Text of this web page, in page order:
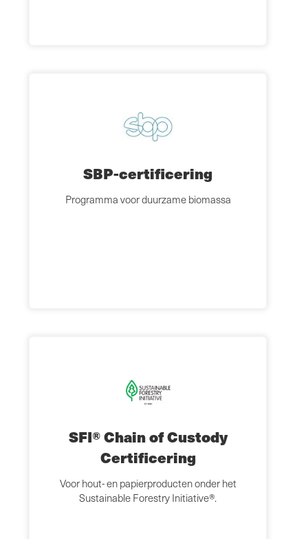
SBP-certificering
Programma voor duurzame biomassa
SFI® Chain of Custody
Certificering
Voor hout- en papierproducten onder het
Sustainable Forestry Initiative®.